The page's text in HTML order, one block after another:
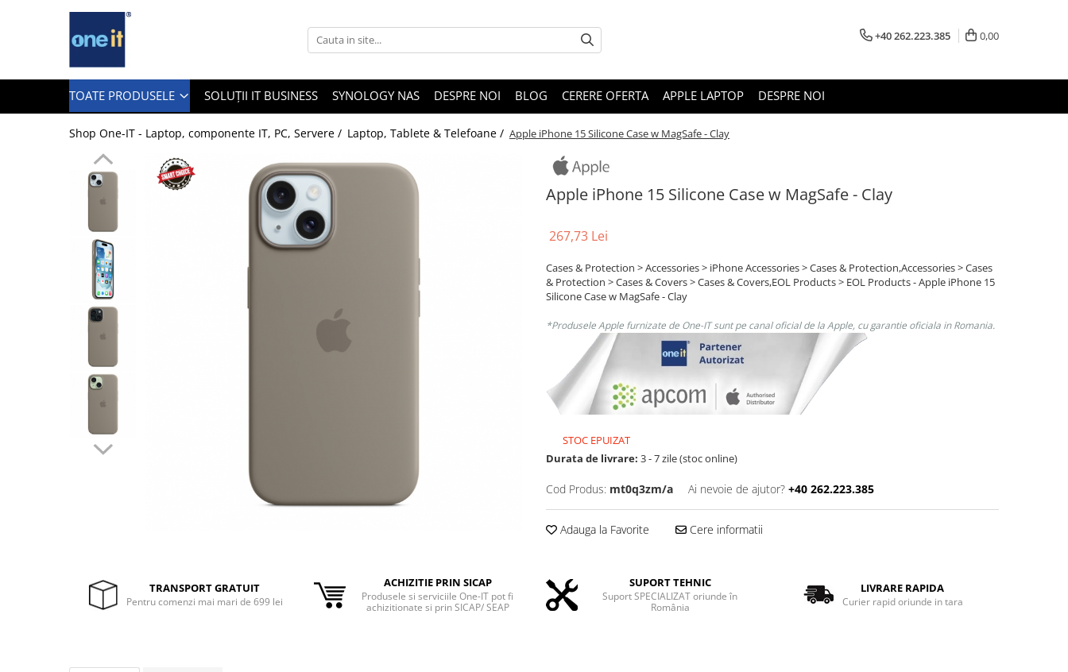
Toate Produsele
Laptop / Notebook
Notebook Consumer
Componente Laptop
Tablete & accesorii
Telefoane & accesorii
Smartphone IPhone
Microfoane & Casti Gaming
+40 262.223.385 0,00
TOATE PRODUSELE SOLUȚII IT BUSINESS SYNOLOGY NAS DESPRE NOI BLOG CERERE OFERTA APPLE LAPTOP DESPRE NOI
Shop One-IT - Laptop, componente IT, PC, Servere / Laptop, Tablete & Telefoane / Apple iPhone 15 Silicone Case w MagSafe - Clay
Apple iPhone 15 Silicone Case w MagSafe - Clay
267,73 Lei
Cases & Protection > Accessories > iPhone Accessories > Cases & Protection,Accessories > Cases
& Protection > Cases & Covers > Cases & Covers,EOL Products > EOL Products - Apple iPhone 15
Silicone Case w MagSafe - Clay
*Produsele Apple furnizate de One-IT sunt pe canal oficial de la Apple, cu garantie oficiala in Romania.
STOC EPUIZAT
Durata de livrare: 3 - 7 zile (stoc online)
Cod Produs: mt0q3zm/a Ai nevoie de ajutor? +40 262.223.385
Adauga la Favorite Cere informatii
TRANSPORT GRATUIT
Pentru comenzi mai mari de 699 lei
ACHIZITIE PRIN SICAP
Produsele si serviciile One-IT pot fi
achizitionate si prin SICAP/ SEAP
SUPORT TEHNIC
Suport SPECIALIZAT oriunde în
România
LIVRARE RAPIDA
Curier rapid oriunde in tara